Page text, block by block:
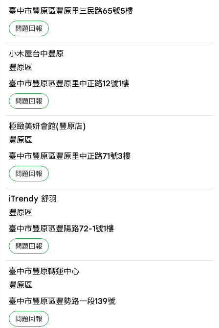
臺中市豐原區豐原里三民路65號5樓
小木屋台中豐原
豐原區
臺中市豐原區豐原里中正路12號1樓
極緻美妍會館(豐原店)
豐原區
臺中市豐原區豐原里中正路71號3樓
iTrendy 舒羽
豐原區
臺中市豐原區豐陽路72-1號1樓
臺中市豐原轉運中心
豐原區
臺中市豐原區豐勢路一段139號